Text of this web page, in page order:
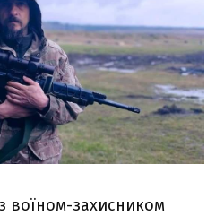
воїном-захисником